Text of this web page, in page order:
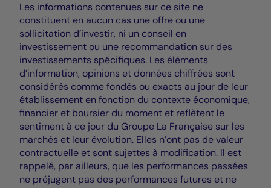
Les informations contenues sur ce site ne
constituent en aucun cas une offre ou une
sollicitation d’investir, ni un conseil en
investissement ou une recommandation sur des
investissements spécifiques. Les éléments
d’information, opinions et données chiffrées sont
considérés comme fondés ou exacts au jour de leur
établissement en fonction du contexte économique,
financier et boursier du moment et reflètent le
sentiment à ce jour du Groupe La Française sur les
marchés et leur évolution. Elles n’ont pas de valeur
contractuelle et sont sujettes à modification. Il est
rappelé, par ailleurs, que les performances passées
ne préjugent pas des performances futures et ne